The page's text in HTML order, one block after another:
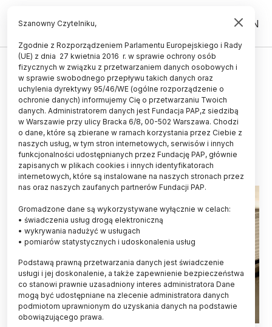
PL EN
UCZELNIE I INSTYTUCJE
Rada Narodowego Centrum Nauki
krytycznie o projekcie ustawy o
Akademii Kopernikańskiej
20.04.2022
aktualizacja: 20.04.2022
4 minuty czytania
Szanowny Czytelniku,
Zgodnie z Rozporządzeniem Parlamentu Europejskiego i Rady
(UE) z dnia 27 kwietnia 2016 r. w sprawie ochrony osób
fizycznych w związku z przetwarzaniem danych osobowych i
w sprawie swobodnego przepływu takich danych oraz
uchylenia dyrektywy 95/46/WE (ogólne rozporządzenie o
ochronie danych) informujemy Cię o przetwarzaniu Twoich
danych. Administratorem danych jest Fundacja PAP,z siedzibą
w Warszawie przy ulicy Bracka 6/8, 00-502 Warszawa. Chodzi
o dane, które są zbierane w ramach korzystania przez Ciebie z
naszych usług, w tym stron internetowych, serwisów i innych
funkcjonalności udostępnianych przez Fundację PAP, głównie
zapisanych w plikach cookies i innych identyfikatorach
internetowych, które są instalowane na naszych stronach przez
nas oraz naszych zaufanych partnerów Fundacji PAP.
Gromadzone dane są wykorzystywane wyłącznie w celach:
• świadczenia usług drogą elektroniczną
• wykrywania nadużyć w usługach
• pomiarów statystycznych i udoskonalenia usług
Podstawą prawną przetwarzania danych jest świadczenie
usługi i jej doskonalenie, a także zapewnienie bezpieczeństwa
co stanowi prawnie uzasadniony interes administratora Dane
mogą być udostępniane na zlecenie administratora danych
podmiotom uprawnionym do uzyskania danych na podstawie
obowiązującego prawa.